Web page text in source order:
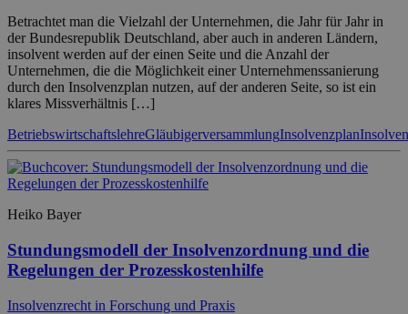
Betrachtet man die Vielzahl der Unternehmen, die Jahr für Jahr in
der Bundesrepublik Deutschland, aber auch in anderen Ländern,
insolvent werden auf der einen Seite und die Anzahl der
Unternehmen, die die Möglichkeit einer Unternehmenssanierung
durch den Insolvenzplan nutzen, auf der anderen Seite, so ist ein
klares Missverhältnis […]
BetriebswirtschaftslehreGläubigerversammlungInsolvenzplan
Heiko Bayer
Stundungsmodell der Insolvenzordnung und die
Regelungen der Prozesskostenhilfe
Insolvenzrecht in Forschung und Praxis